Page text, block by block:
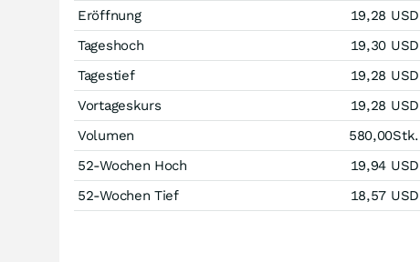
Eröffnung
19,28 USD
Tageshoch
19,30 USD
Tagestief
19,28 USD
Vortageskurs
19,28 USD
Volumen
580,00Stk.
52-Wochen Hoch
19,94 USD
52-Wochen Tief
18,57 USD